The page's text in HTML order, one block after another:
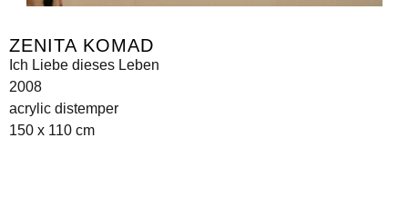
ZENITA KOMAD
Ich Liebe dieses Leben
2008
acrylic distemper
150 x 110 cm